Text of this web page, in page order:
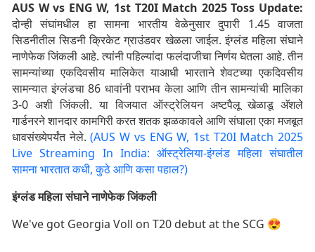
AUS W vs ENG W, 1st T20I Match 2025 Toss Update:
दोन्ही संघांमधील हा सामना भारतीय वेळेनुसार दुपारी 1.45 वाजता
सिडनीतील सिडनी क्रिकेट ग्राउंडवर खेळला जाईल. इंग्लंड महिला संघाने
नाणेफेक जिंकली आहे. त्यांनी पहिल्यांदा फलंदाजीचा निर्णय घेतला आहे. तीन
सामन्यांच्या एकदिवसीय मालिकेत याआधी भारताने शेवटच्या एकदिवसीय
सामन्यात इंग्लंडचा 86 धावांनी पराभव केला आणि तीन सामन्यांची मालिका
3-0 अशी जिंकली. या विजयात ऑस्ट्रेलियन अष्टपैलू खेळाडू अ‍ॅशले
गार्डनरने शानदार कामगिरी करत शतक झळकावले आणि संघाला एका मजबूत
धावसंख्येपर्यंत नेले. (AUS W vs ENG W, 1st T20I Match 2025
Live Streaming In India: ऑस्ट्रेलिया-इंग्लंड महिला संघातील
सामना भारतात कधी, कुठे आणि कसा पहाल?)
इंग्लंड महिला संघाने नाणेफेक जिंकली
We've got Georgia Voll on T20 debut at the SCG 😍⁣